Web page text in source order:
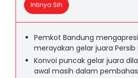
Intinya Sih
Pemkot Bandung
merayakan gelar juara Persib
Konvoi puncak gelar juara
awal masih dalam